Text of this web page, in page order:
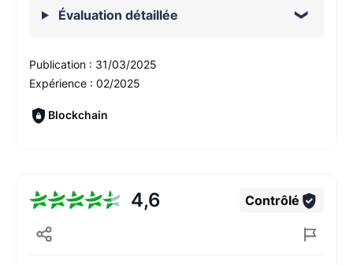
Évaluation détaillée
Publication : 31/03/2025
Expérience : 02/2025
Blockchain
4,6 Contrôlé